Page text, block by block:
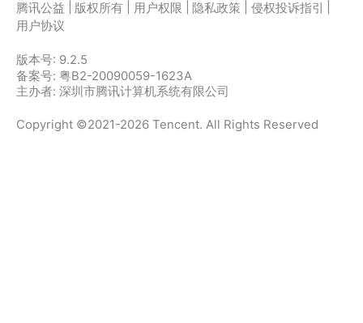
腾讯公益
版权所有 用户权限 隐私政策 侵权投诉指引
用户协议
版本号: 9.2.5
备案号: 粤B2-20090059-1623A
主办者: 深圳市腾讯计算机系统有限公司
Copyright ©2021-2026 Tencent. All Rights Reserved